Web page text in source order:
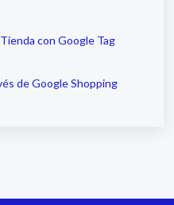
con Google Tag
de Google Shopping